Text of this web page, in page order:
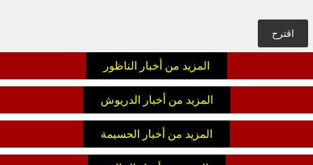
اقترح
المزيد من أخبار الناظور
المزيد من أخبار الدريوش
المزيد من أخبار الحسيمة